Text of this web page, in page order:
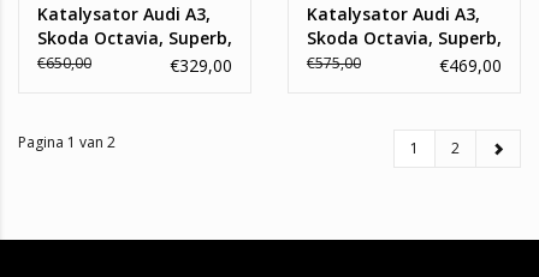
Katalysator Audi A3,
Skoda Octavia, Superb,
Volkswagen Passat 1.8,
€650,00 €329,00
Katalysator Audi A3,
Skoda Octavia, Superb,
Seat Altea, Leon,
€575,00 €469,00
Pagina 1 van 2 1 2